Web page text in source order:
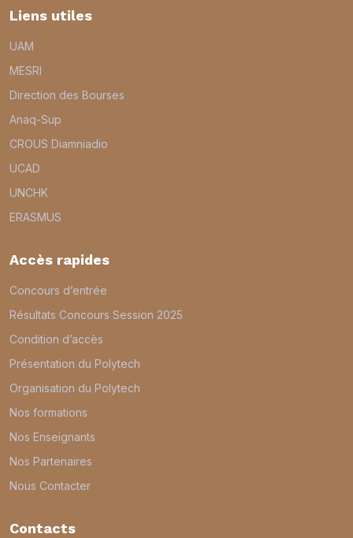
Liens utiles
UAM
MESRI
Direction des Bourses
Anaq-Sup
CROUS Diamniadio
UCAD
UNCHK
ERASMUS
Accès rapides
Concours d’entrée
Résultats Concours Session 2025
Condition d’accès
Présentation du Polytech
Organisation du Polytech
Nos formations
Nos Enseignants
Nos Partenaires
Nous Contacter
Contacts